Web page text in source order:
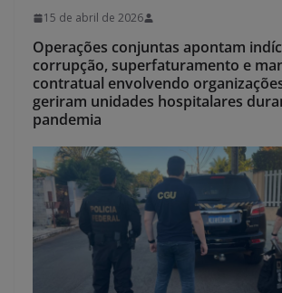
15 de abril de 2026
Operações conjuntas apontam
corrupção, superfaturamento e
contratual envolvendo
geriram unidades hospitalares
pandemia